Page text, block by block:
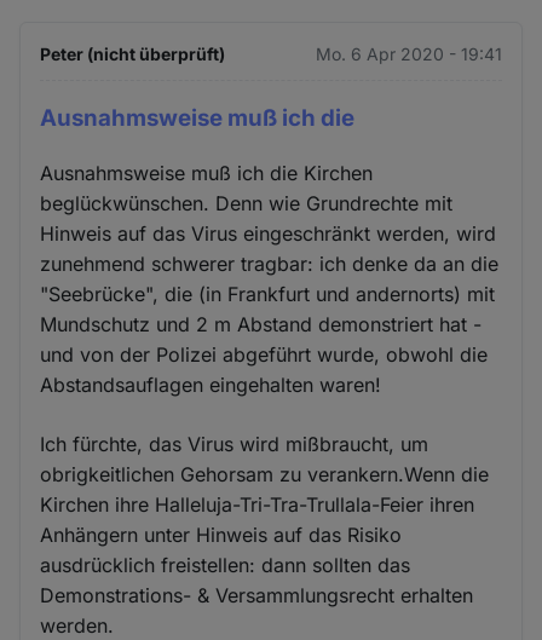
Peter (nicht überprüft) Mo. 6 Apr 2020 - 19:41
Ausnahmsweise muß ich die
Ausnahmsweise muß ich die Kirchen
beglückwünschen. Denn wie Grundrechte mit
Hinweis auf das Virus eingeschränkt werden, wird
zunehmend schwerer tragbar: ich denke da an die
"Seebrücke", die (in Frankfurt und andernorts) mit
Mundschutz und 2 m Abstand demonstriert hat -
und von der Polizei abgeführt wurde, obwohl die
Abstandsauflagen eingehalten waren!
Ich fürchte, das Virus wird mißbraucht, um
obrigkeitlichen Gehorsam zu verankern.Wenn die
Kirchen ihre Halleluja-Tri-Tra-Trullala-Feier ihren
Anhängern unter Hinweis auf das Risiko
ausdrücklich freistellen: dann sollten das
Demonstrations- & Versammlungsrecht erhalten
werden.